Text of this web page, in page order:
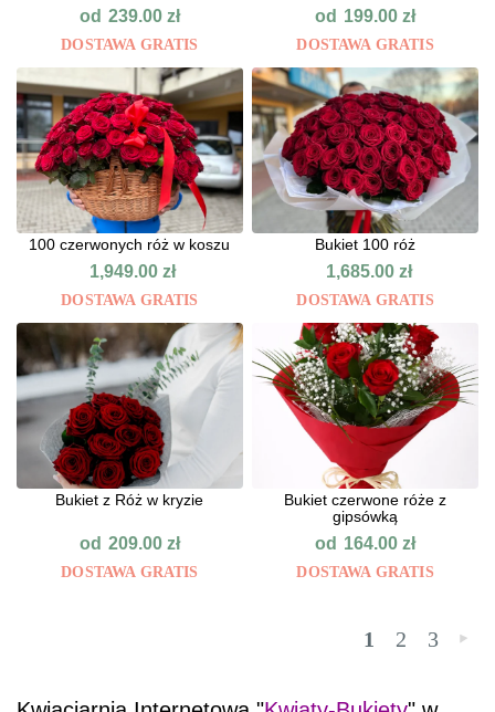
od 239.00 zł
DOSTAWA GRATIS
od 199.00zł
DOSTAWA GRATIS
100 czerwonych róż w koszu
1,949.00zł
DOSTAWA GRATIS
Bukiet 100 róż
1,685.00 zł
DOSTAWA GRATIS
Bukiet z Róż w kryzie
od 209.00 zł
DOSTAWA GRATIS
Bukiet czerwone róże z
gipsówką
od 164.00zł
DOSTAWA GRATIS
1 2 3 »